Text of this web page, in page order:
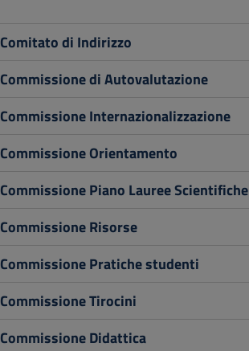
Comitato di Indirizzo
Commissione di Autovalutazione
Commissione Internazionalizzazione
Commissione Orientamento
Commissione Piano Lauree Scientifiche
Commissione Risorse
Commissione Pratiche studenti
Commissione Tirocini
Commissione Didattica